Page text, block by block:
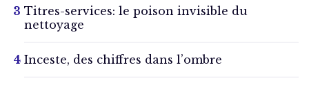
Titres-services: le poison invisible du
nettoyage
Inceste, des chiffres dans l’ombre